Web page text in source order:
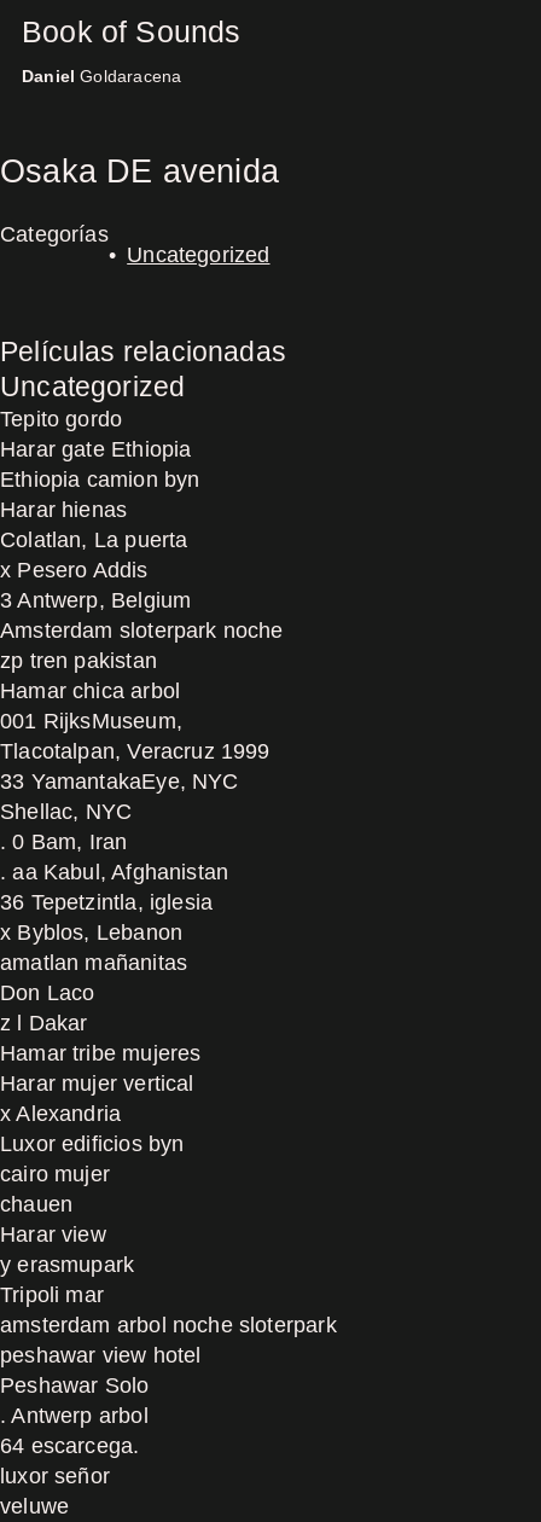
Book of Sounds
Daniel Goldaracena
Osaka DE avenida
Categorías
Uncategorized
Películas relacionadas
Uncategorized
Tepito gordo
Harar gate Ethiopia
Ethiopia camion byn
Harar hienas
Colatlan, La puerta
x Pesero Addis
3 Antwerp, Belgium
Amsterdam sloterpark noche
zp tren pakistan
Hamar chica arbol
001 RijksMuseum,
Tlacotalpan, Veracruz 1999
33 YamantakaEye, NYC
Shellac, NYC
. 0 Bam, Iran
. aa Kabul, Afghanistan
36 Tepetzintla, iglesia
x Byblos, Lebanon
amatlan mañanitas
Don Laco
z l Dakar
Hamar tribe mujeres
Harar mujer vertical
x Alexandria
Luxor edificios byn
cairo mujer
chauen
Harar view
y erasmupark
Tripoli mar
amsterdam arbol noche sloterpark
peshawar view hotel
Peshawar Solo
. Antwerp arbol
64 escarcega.
luxor señor
veluwe